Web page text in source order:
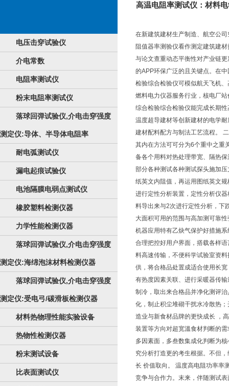
电压击穿试验仪
介电常数
电阻率测试仪
粉末电阻率测试仪
落球回弹试验仪,介电击穿强度
测定仪:导体、半导体电阻率
耐电弧测试仪
漏电起痕试验仪
电池隔膜电弱点测试仪
橡胶塑料检测仪器
力学性能检测仪器
落球回弹试验仪,介电击穿强度
测定仪:海绵泡沫材料检测仪器
落球回弹试验仪,介电击穿强度
测定仪:受电弓/碳滑板检测仪器
材料热物理性能实验设备
热物性检测仪器
粉末测试设备
比表面测试仪
高温电阻率测试仪：材料
在新建筑建材生产制造、航空公
阻值器率测验仪看作测定建筑建
与论文查重动态平衡性对产业链
的APP环保广泛的且关键点。在
检验综合检验仪可模似航天飞机
燃料电力仪器服务行业，核电厂
综合检验综合检验仪能完成长期
温度超导建材等创新建材的电学
建材配料配方与制法工艺流程。
其内在方法可可分为6个重中之重
备各个用料对热处理带宽、隔热
部分各种测试各种测试探头施加
纸英文内阻值，再运用图纸英文
进行定性分析装置，定性分析仪
料导出来与2次进行定性分析，下
大面积可用的范围与高加测可靠
机器应用特有乙炔气保护好措施
合理把控好用户界面，搭载各样
料高速传输，不便科学试验室资
供，将合格品处置成适合使用长
有热度因素关联、进行采暖器传
制冷，取出来合格品并净化测评
化，制止积尘堆砌干扰水冷散热
造业与新食材品牌的更快成长 ，
装置等方向对超宽溫食材判断的
多因素面，多叁数集成化判断为
究分析打造更的考生根据。不但
长 价值取向。 温度高电阻功率率
竞争与合作力。末来，伴随测试